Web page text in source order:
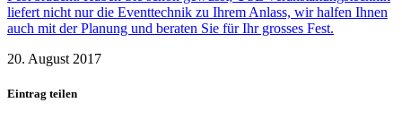
20. August 2017
Eintrag teilen